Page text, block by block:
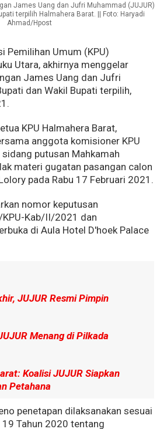
James Uang dan Jufri Muhammad (JUJUR)
terpilih Halmahera Barat. || Foto: Haryadi
Ahmad/Hpost
Pemilihan Umum (KPU)
Utara, akhirnya menggelar
James Uang dan Jufri
dan Wakil Bupati terpilih,
KPU Halmahera Barat,
anggota komisioner KPU
putusan Mahkamah
materi gugatan pasangan calon
pada Rabu 17 Februari 2021.
nomor keputusan
Kab/II/2021 dan
di Aula Hotel D'hoek Palace
JUJUR Resmi Pimpin
Menang di Pilkada
Koalisi JUJUR Siapkan
Petahana
penetapan dilaksanakan sesuai
Tahun 2020 tentang